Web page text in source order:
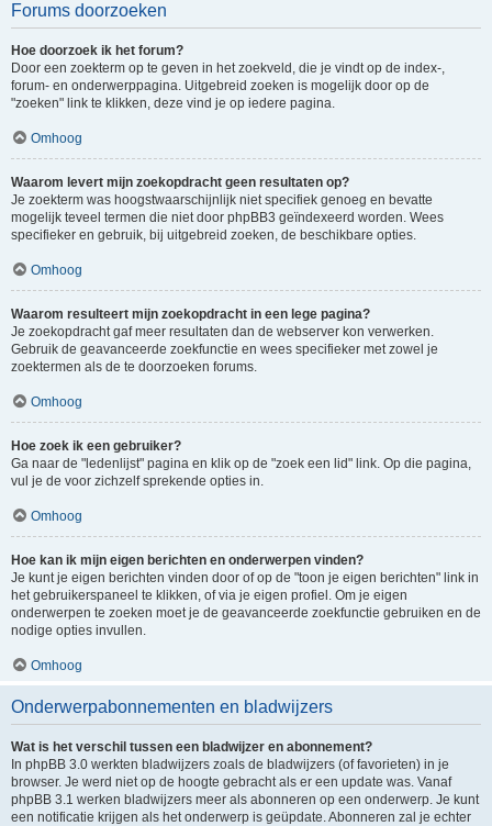
Forums doorzoeken
Hoe doorzoek ik het forum?
Door een zoekterm op te geven in het zoekveld, die je vindt op de index-,
forum- en onderwerppagina. Uitgebreid zoeken is mogelijk door op de
"zoeken" link te klikken, deze vind je op iedere pagina.
Omhoog
Waarom levert mijn zoekopdracht geen resultaten op?
Je zoekterm was hoogstwaarschijnlijk niet specifiek genoeg en bevatte
mogelijk teveel termen die niet door phpBB3 geïndexeerd worden. Wees
specifieker en gebruik, bij uitgebreid zoeken, de beschikbare opties.
Omhoog
Waarom resulteert mijn zoekopdracht in een lege pagina?
Je zoekopdracht gaf meer resultaten dan de webserver kon verwerken.
Gebruik de geavanceerde zoekfunctie en wees specifieker met zowel je
zoektermen als de te doorzoeken forums.
Omhoog
Hoe zoek ik een gebruiker?
Ga naar de "ledenlijst" pagina en klik op de "zoek een lid" link. Op die pagina,
vul je de voor zichzelf sprekende opties in.
Omhoog
Hoe kan ik mijn eigen berichten en onderwerpen vinden?
Je kunt je eigen berichten vinden door of op de "toon je eigen berichten" link in
het gebruikerspaneel te klikken, of via je eigen profiel. Om je eigen
onderwerpen te zoeken moet je de geavanceerde zoekfunctie gebruiken en de
nodige opties invullen.
Omhoog
Onderwerpabonnementen en bladwijzers
Wat is het verschil tussen een bladwijzer en abonnement?
In phpBB 3.0 werkten bladwijzers zoals de bladwijzers (of favorieten) in je
browser. Je werd niet op de hoogte gebracht als er een update was. Vanaf
phpBB 3.1 werken bladwijzers meer als abonneren op een onderwerp. Je kunt
een notificatie krijgen als het onderwerp is geüpdate. Abonneren zal je echter